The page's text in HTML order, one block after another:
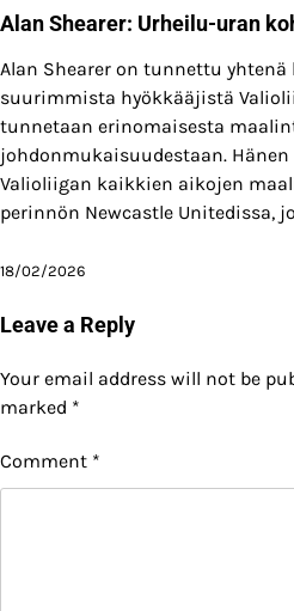
Alan Shearer: Urheilu-uran
Alan Shearer on tunnettu
suurimmista hyökkääjistä
tunnetaan erinomaisesta
johdonmukaisuudestaan.
Valioliigan kaikkien aikojen
perinnön Newcastle Unitedissa,
18/02/2026
Leave a Reply
Your email address will not be
marked *
Comment *